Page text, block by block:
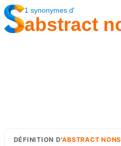
1 synonymes d'
abstract
DÉFINITION D'ABSTRACT